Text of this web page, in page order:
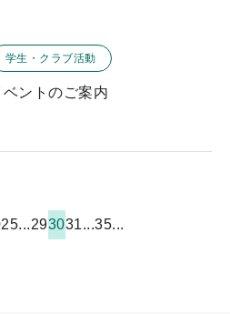
カテゴリー
学生・クラブ活動
ントのご案内
25...293031...35...